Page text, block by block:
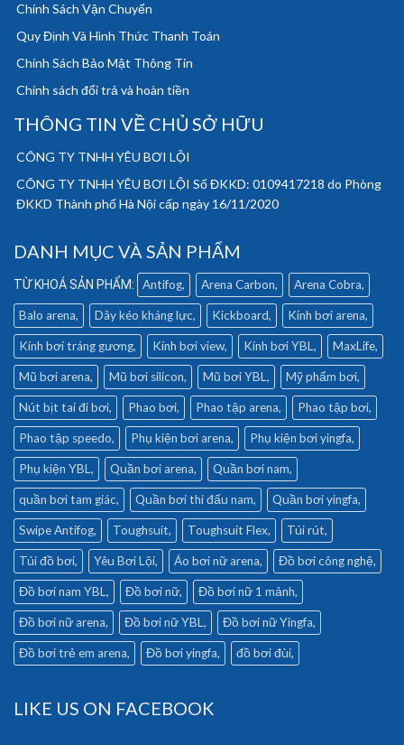
Chính Sách Vận Chuyển
Quy Định Và Hình Thức Thanh Toán
Chính Sách Bảo Mật Thông Tin
Chính sách đổi trả và hoàn tiền
THÔNG TIN VỀ CHỦ SỞ HỮU
CÔNG TY TNHH YÊU BƠI LỘI
CÔNG TY TNHH YÊU BƠI LỘI Số ĐKKD: 0109417218 do Phòng
ĐKKD Thành phố Hà Nội cấp ngày 16/11/2020
DANH MỤC VÀ SẢN PHẨM
Antifog Arena Carbon Arena Cobra
Balo arena Dây kéo kháng lực Kickboard Kính bơi arena
Kính bơi tráng gương Kính bơi view Kính bơi YBL MaxLife
Mũ bơi arena Mũ bơi silicon Mũ bơi YBL Mỹ phẩm bơi
Nút bịt tai đi bơi Phao bơi Phao tập arena Phao tập bơi
Phao tập speedo Phụ kiện bơi arena Phụ kiện bơi yingfa
Phụ kiện YBL Quần bơi arena Quần bơi nam
quần bơi tam giác Quần bơi thi đấu nam Quần bơi yingfa
Swipe Antifog Toughsuit Toughsuit Flex Túi rút
Túi đồ bơi Yêu Bơi Lội Áo bơi nữ arena Đồ bơi công nghệ
Đồ bơi nam YBL Đồ bơi nữ Đồ bơi nữ 1 mảnh
Đồ bơi nữ arena Đồ bơi nữ YBL Đồ bơi nữ Yingfa
Đồ bơi trẻ em arena Đồ bơi yingfa đồ bơi đùi
LIKE US ON FACEBOOK